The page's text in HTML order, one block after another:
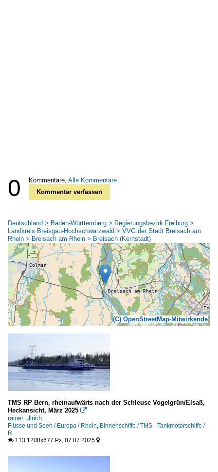
0 Kommentare, Alle Kommentare
Kommentar verfassen
Deutschland > Baden-Württemberg > Regierungsbezirk Freiburg >
Landkreis Breisgau-Hochschwarzwald > VVG der Stadt Breisach am
Rhein > Breisach am Rhein > Breisach (Kernstadt)
(C) OpenStreetMap-Mitwirkende
TMS RP Bern, rheinaufwärts nach der Schleuse Vogelgrün/Elsaß,
Heckansicht, März 2025 
rainer ullrich
Flüsse und Seen / Europa / Rhein, Binnenschiffe / TMS - Tankmotorschiffe /
R
 113 1200x677 Px, 07.07.2025 